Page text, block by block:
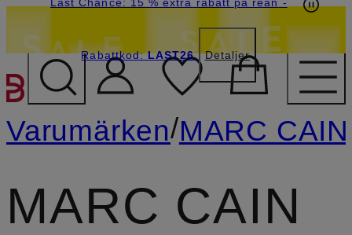
HOPPA TILL
Rabattkod:LAST26 Detaljer
Varumärken/MARC CAIN
MARC CAIN